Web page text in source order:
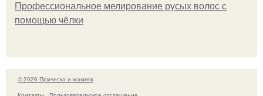
Профессиональное мелирование русых волос с
помощью чёлки
© 2026 Прическа и макияж